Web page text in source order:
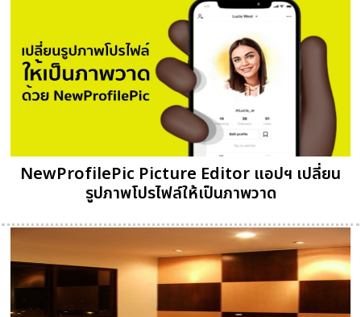
NewProfilePic Picture Editor แอปฯ เปลี่ยน
รูปภาพโปรไฟล์ให้เป็นภาพวาด